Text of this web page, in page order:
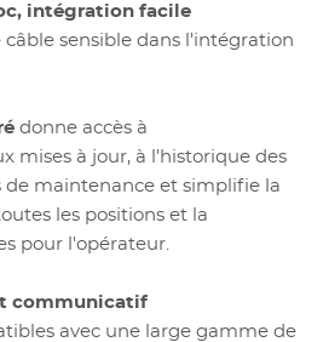
intégration facile
sensible dans l'intégration
donne accès à
mises à jour, à l'historique des
de maintenance et simplifie la
les positions et la
pour l'opérateur.
communicatif
avec une large gamme de